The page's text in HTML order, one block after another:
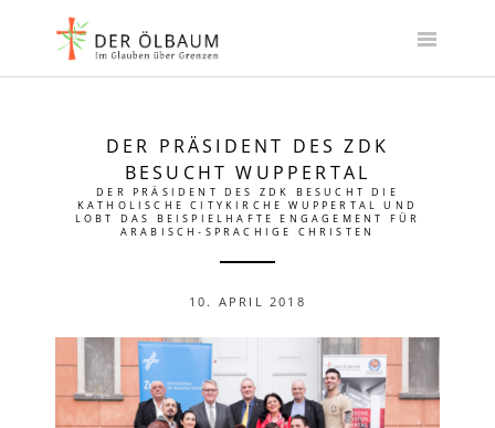
DER PRÄSIDENT DES ZDK
BESUCHT WUPPERTAL
DER PRÄSIDENT DES ZDK BESUCHT DIE
KATHOLISCHE CITYKIRCHE WUPPERTAL UND
LOBT DAS BEISPIELHAFTE ENGAGEMENT FÜR
ARABISCH-SPRACHIGE CHRISTEN
10. APRIL 2018